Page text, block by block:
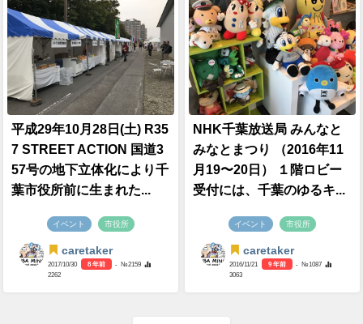
平成29年10月28日(土) R35
7 STREET ACTION 国道3
57号の地下立体化により千
葉市役所前に生まれた...
イベント 市役所
caretaker
2017/10/30 8 年前
- №2159
2262
NHK千葉放送局 みんなと
みなとまつり （2016年11
月19〜20日） １階ロビー
受付には、千葉のゆるキ...
イベント 市役所
caretaker
2016/11/21 9 年前
- №1087
3063